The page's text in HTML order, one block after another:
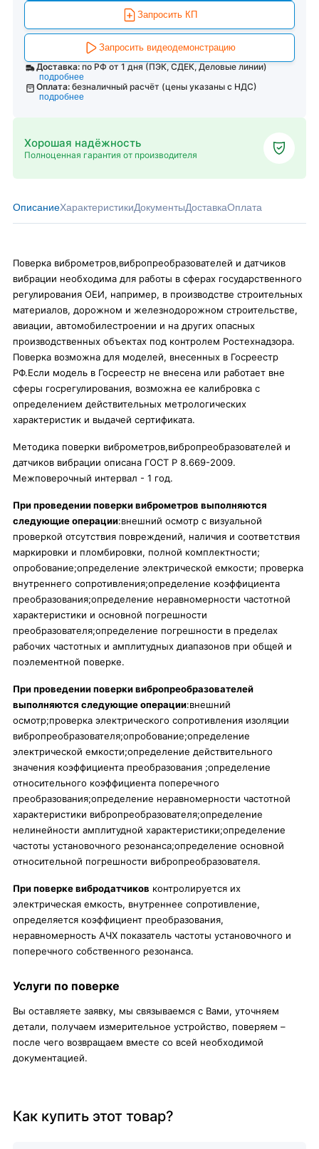
Запросить КП
Запросить видеодемонстрацию
Доставка: по РФ от 1 дня (ПЭК, СДЕК, Деловые линии)
подробнее
Оплата: безналичный расчёт (цены указаны с НДС)
подробнее
Хорошая надёжность
Полноценная гарантия от производителя
ОписаниеХарактеристикиДокументыДоставкаОплата
Поверка виброметров,вибропреобразователей и датчиков
вибрации необходима для работы в сферах государственного
регулирования ОЕИ, например, в производстве строительных
материалов, дорожном и железнодорожном строительстве,
авиации, автомобилестроении и на других опасных
производственных объектах под контролем Ростехнадзора.
Поверка возможна для моделей, внесенных в Госреестр
РФ.Если модель в Госреестр не внесена или работает вне
сферы госрегулирования, возможна ее калибровка с
определением действительных метрологических
характеристик и выдачей сертификата.
Методика поверки виброметров,вибропреобразователей и
датчиков вибрации описана ГОСТ Р 8.669-2009.
Межповерочный интервал - 1 год.
При проведении поверки виброметров выполняются
следующие операции:внешний осмотр с визуальной
проверкой отсутствия повреждений, наличия и соответствия
маркировки и пломбировки, полной комплектности;
опробование;определение электрической емкости; проверка
внутреннего сопротивления;определение коэффициента
преобразования;определение неравномерности частотной
характеристики и основной погрешности
преобразователя;определение погрешности в пределах
рабочих частотных и амплитудных диапазонов при общей и
поэлементной поверке.
При проведении поверки вибропреобразователей
выполняются следующие операции:внешний
осмотр;проверка электрического сопротивления изоляции
вибропреобразователя;опробование;определение
электрической емкости;определение действительного
значения коэффициента преобразования ;определение
относительного коэффициента поперечного
преобразования;определение неравномерности частотной
характеристики вибропреобразователя;определение
нелинейности амплитудной характеристики;определение
частоты установочного резонанса;определение основной
относительной погрешности вибропреобразователя.
При поверке вибродатчиков контролируется их
электрическая емкость, внутреннее сопротивление,
определяется коэффициент преобразования,
неравномерность АЧХ показатель частоты установочного и
поперечного собственного резонанса.
Услуги по поверке
Вы оставляете заявку, мы связываемся с Вами, уточняем
детали, получаем измерительное устройство, поверяем –
после чего возвращаем вместе со всей необходимой
документацией.
Как купить этот товар?